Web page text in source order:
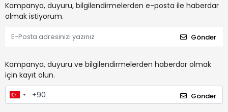
Kampanya, duyuru, bilgilendirmelerden e-posta ile haberdar
olmak istiyorum.
Gönder
Kampanya, duyuru ve bilgilendirmelerden haberdar olmak
için kayıt olun.
Gönder